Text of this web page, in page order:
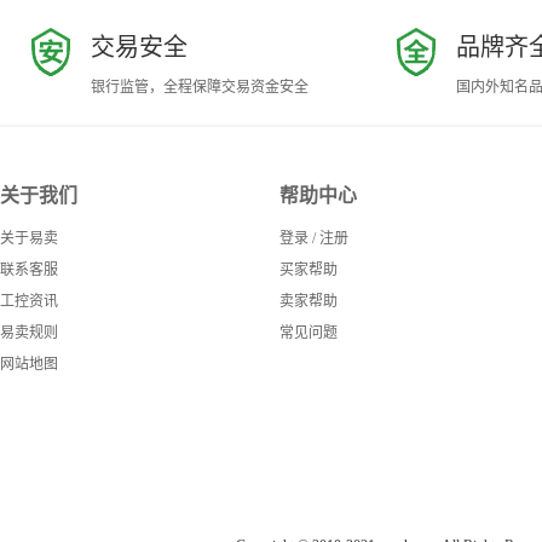
交易安全
银行监管，全程保障交易资金安全
品牌齐
国内外知名
关于我们
关于易卖
联系客服
工控资讯
易卖规则
网站地图
帮助中心
登录 / 注册
买家帮助
卖家帮助
常见问题